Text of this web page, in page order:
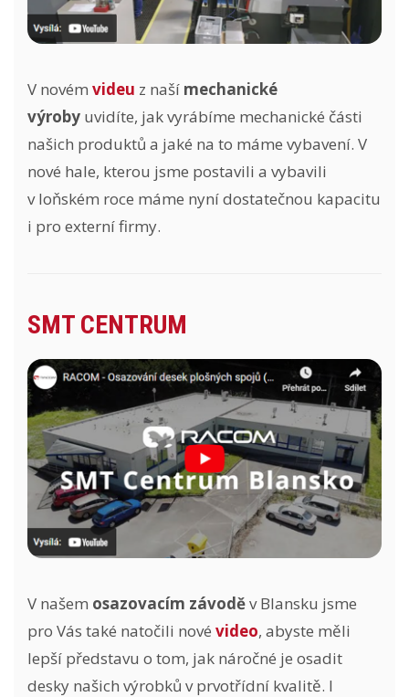
V novém videu z naší mechanické
výroby uvidíte, jak vyrábíme mechanické části
našich produktů a jaké na to máme vybavení. V
nové hale, kterou jsme postavili a vybavili
v loňském roce máme nyní dostatečnou kapacitu
i pro externí firmy.
SMT CENTRUM
V našem osazovacím závoděv Blansku jsme
pro Vás také natočili nové video, abyste měli
lepší představu o tom, jak náročné je osadit
desky našich výrobků v prvotřídní kvalitě. I